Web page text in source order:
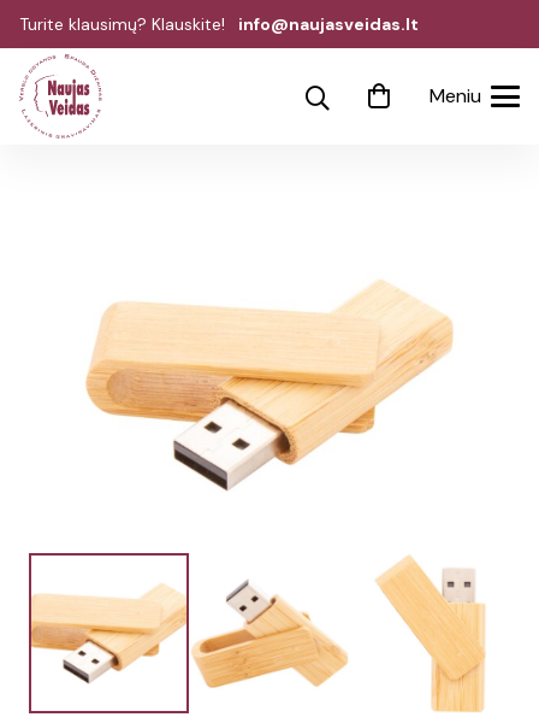
Turite klausimų? Klauskite! info@naujasveidas.lt
Meniu